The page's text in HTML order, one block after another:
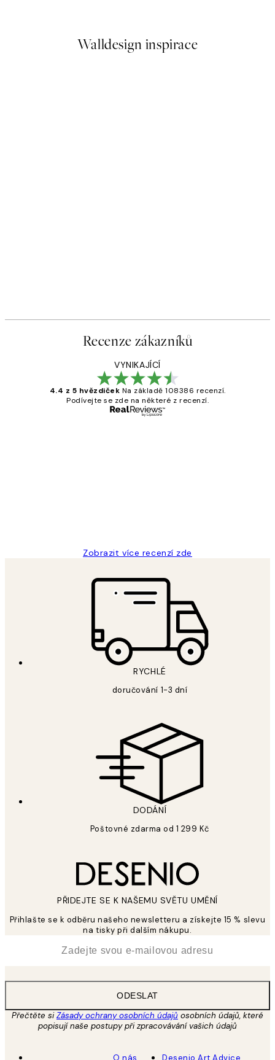
Walldesign inspirace
Recenze zákazníků
VYNIKAJÍCÍ
4.4 z 5 hvězdiček Na základě 108386 recenzí.
Podívejte se zde na některé z recenzí.
Zobrazit více recenzí zde
RYCHLÉ
doručování 1-3 dní
DODÁNÍ
Poštovné zdarma od 1 299 Kč
PŘIDEJTE SE K NAŠEMU SVĚTU UMĚNÍ
Přihlašte se k odběru našeho newsletteru a získejte 15 % slevu
na tisky při dalším nákupu.
ODESLAT
Přečtěte siZásady ochrany osobních údajů osobních údajů, které
popisují naše postupy při zpracovávání vašich údajů